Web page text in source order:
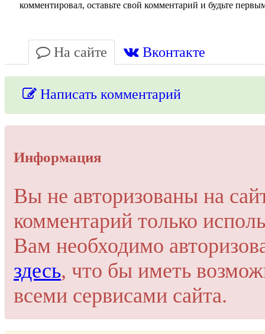
комментировал, оставьте свой комментарий и будьте
На сайте Вконтакте
Написать комментарий
Пройти регистрацию
Или войти через соц. сети
Это очень просто и безопасно!
Информация
Вы не авторизованы на
комментарий только
Вам необходимо
здесь, что бы иметь
всеми сервисами сайта.